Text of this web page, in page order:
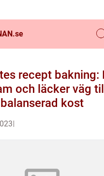
se
recept bakning:
och läcker väg
balanserad kost